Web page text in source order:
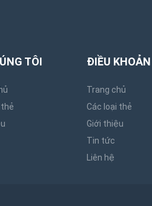
TÔI
thẻ
ĐIỀU KHOẢN
Trang chủ
Các loại thẻ
Giới thiệu
Tin tức
Liên hệ